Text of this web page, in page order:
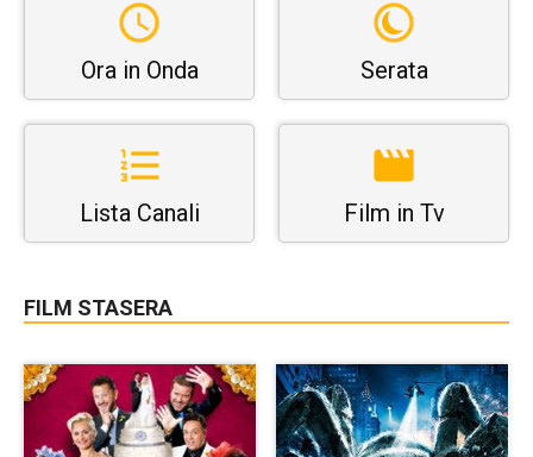
Ora in Onda Serata
Lista Canali Film in Tv
FILM STASERA